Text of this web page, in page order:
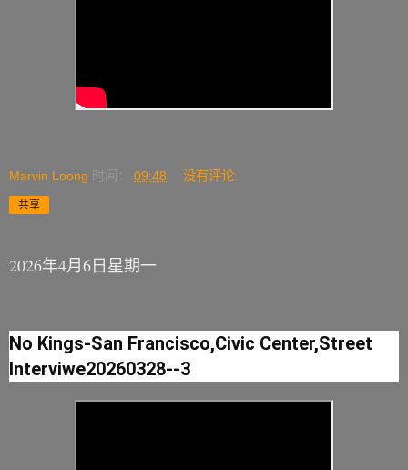
Marvin Loong 时间： 09:48 没有评论:
共享
2026年4月6日星期一
No Kings-San Francisco,Civic Center,Street
Interviwe20260328--3